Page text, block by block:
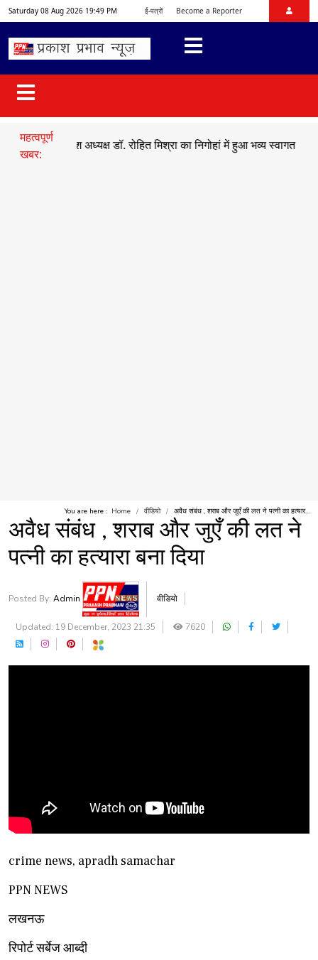
Saturday 08 Aug 2026 19:49 PM ई-पत्रों Become a Reporter
महत्वपूर्ण
खबर:
भाजयुमो प्रदेश अध्यक्ष डॉ. रोहित मिश्रा का निगोहां में हुआ भव्य स्वागत ●
You are here : Home वीडियो अवैध संबंध , शराब और जुएँ की लत ने पत्नी का हत्यार...
अवैध संबंध , शराब और जुएँ की लत ने
पत्नी का हत्यारा बना दिया
Posted By: Admin वीडियो
Updated: 19 December, 2023 21:35 7620
crime news, apradh samachar
PPN NEWS
लखनऊ
रिपोर्ट सर्बेज आब्दी